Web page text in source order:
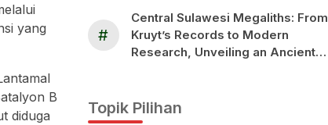
yang
B
diduga
#
Central Sulawesi Megaliths: From
Kruyt’s Records to Modern
Research, Unveiling an Ancient
Topik Pilihan